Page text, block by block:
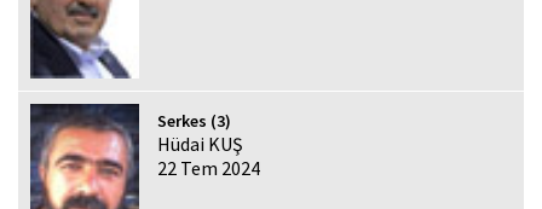
Serkes (3)
Hüdai KUŞ
22 Tem 2024